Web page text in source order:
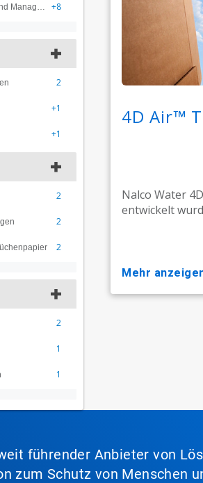
Retention, Entwässerung und Management von Nassbereichen +8
2
+1
+1
2
2
2
2
1
1
4D Air™
Nalco Water
entwickelt
mehr
führender Anbieter von
zum Schutz von Menschen